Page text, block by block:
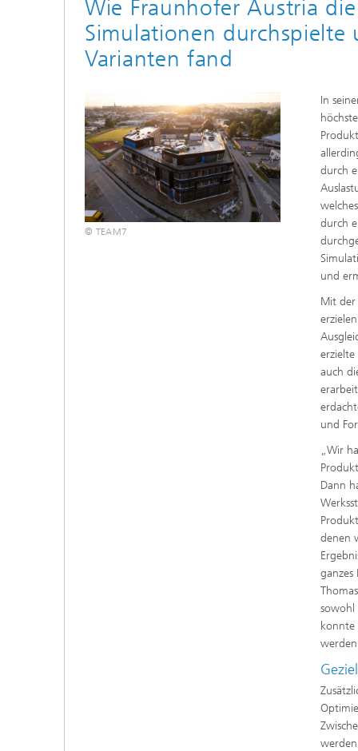
Wie Fraunhofer Austria
Simulationen durchspielte
Varianten fand
© TEAM7
In
durch
durch
und
Mit der
auch
und
„Wir
Dann
denen
sowohl
konnte